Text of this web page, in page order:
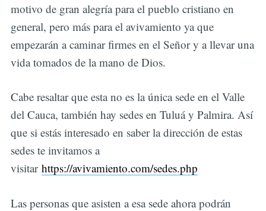
motivo de gran alegría para el pueblo cristiano en
general, pero más para el avivamiento ya que
empezarán a caminar firmes en el Señor y a llevar una
vida tomados de la mano de Dios.
Cabe resaltar que esta no es la única sede en el Valle
del Cauca, también hay sedes en Tuluá y Palmira. Así
que si estás interesado en saber la dirección de estas
sedes te invitamos a
visitar https://avivamiento.com/sedes.php
Las personas que asisten a esa sede ahora podrán